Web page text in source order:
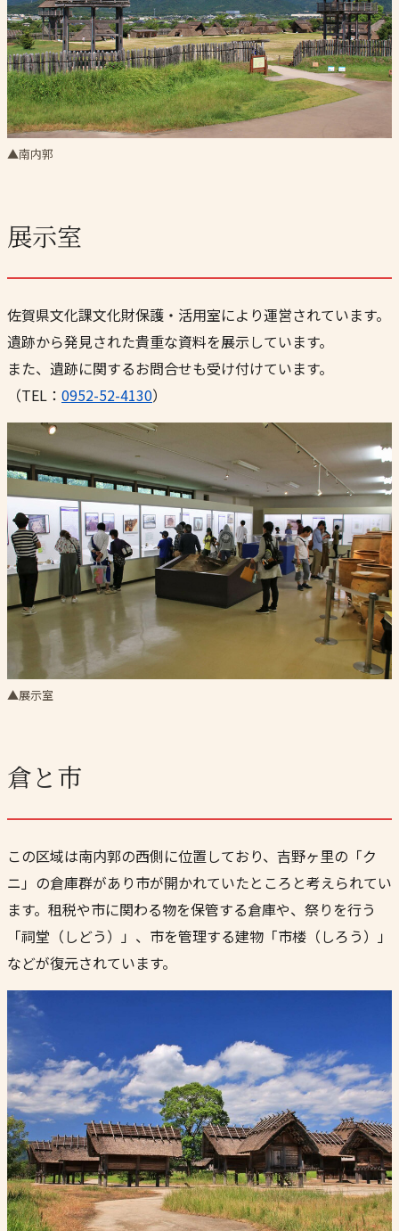
▲南内郭
展示室
佐賀県文化課文化財保護・活用室により運営されています。
遺跡から発見された貴重な資料を展示しています。
また、遺跡に関するお問合せも受け付けています。
（TEL： 0952-52-4130）
▲展示室
倉と市
この区域は南内郭の西側に位置しており、吉野ヶ里の「ク
ニ」の倉庫群があり市が開かれていたところと考えられてい
ます。租税や市に関わる物を保管する倉庫や、祭りを行う
「祠堂（しどう）」、市を管理する建物「市楼（しろう）」
などが復元されています。